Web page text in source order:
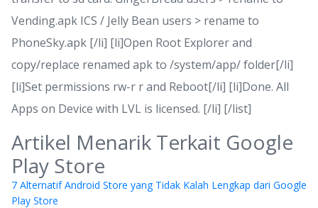
Vending.apk ICS / Jelly Bean users > rename to
PhoneSky.apk [/li] [li]Open Root Explorer and
copy/replace renamed apk to /system/app/ folder[/li]
[li]Set permissions rw-r r and Reboot[/li] [li]Done. All
Apps on Device with LVL is licensed. [/li] [/list]
Artikel Menarik Terkait Google
Play Store
7 Alternatif Android Store yang Tidak Kalah Lengkap dari Google
Play Store